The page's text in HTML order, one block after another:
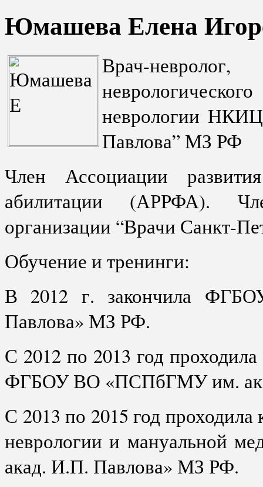
Юмашева Елена
Врач-
неврологии
Павлова” МЗ РФ
Член Ассоциации
абилитации (АРРФА).
организации “Врачи Санкт-
Обучение и тренинги:
В 2012 г. закончила
Павлова» МЗ РФ.
С 2012 по 2013 год
ФГБОУ ВО «ПСПбГМУ им.
С 2013 по 2015 год
неврологии и
акад. И.П. Павлова» МЗ РФ.